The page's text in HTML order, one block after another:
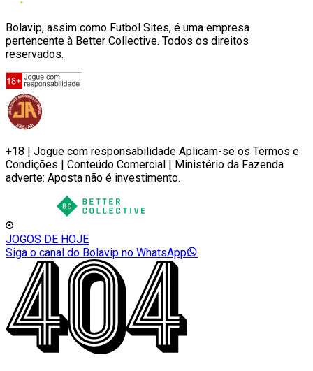
Bolavip, assim como Futbol Sites, é uma empresa
pertencente à Better Collective. Todos os direitos
reservados.
+18 | Jogue com responsabilidade Aplicam-se os Termos e
Condições | Conteúdo Comercial | Ministério da Fazenda
adverte: Aposta não é investimento.
JOGOS DE HOJE
Siga o canal do Bolavip no WhatsApp